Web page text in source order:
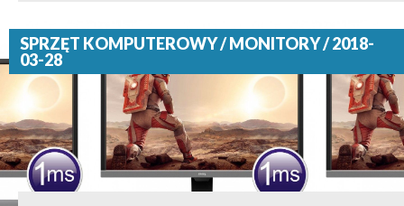
SPRZĘT KOMPUTEROWY / MONITORY / 2018-
03-28